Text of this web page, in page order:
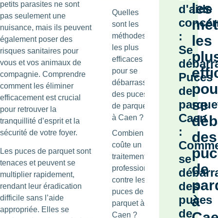
petits parasites ne sont
pas seulement une
nuisance, mais ils peuvent
également poser des
risques sanitaires pour
vous et vos animaux de
compagnie. Comprendre
comment les éliminer
efficacement est crucial
pour retrouver la
tranquillité d’esprit et la
sécurité de votre foyer.
Les puces de parquet sont
tenaces et peuvent se
multiplier rapidement,
rendant leur éradication
difficile sans l’aide
appropriée. Elles se
Quelles
sont les
méthodes
les plus
efficaces
pour se
débarrasser
des puces
de parquet
à Caen ?
Combien
coûte un
traitement
professionnel
contre les
puces de
parquet à
Caen ?
d'aide
:
Se
Puces
de
Caen
:
se
des
puces
de
les
les
se
des
de
à